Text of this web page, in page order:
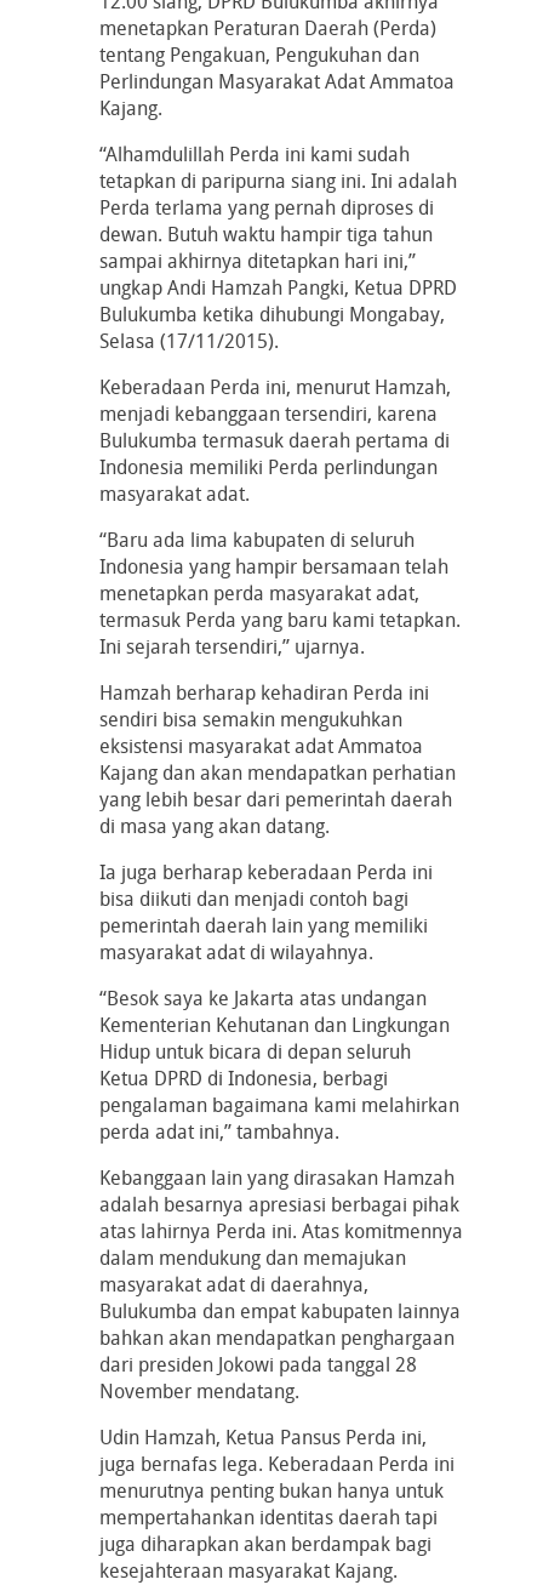
menetapkan Peraturan Daerah (Perda)
tentang Pengakuan, Pengukuhan dan
Perlindungan Masyarakat Adat Ammatoa
Kajang.
“Alhamdulillah Perda ini kami sudah
tetapkan di paripurna siang ini. Ini adalah
Perda terlama yang pernah diproses di
dewan. Butuh waktu hampir tiga tahun
sampai akhirnya ditetapkan hari ini,”
ungkap Andi Hamzah Pangki, Ketua DPRD
Bulukumba ketika dihubungi Mongabay,
Selasa (17/11/2015).
Keberadaan Perda ini, menurut Hamzah,
menjadi kebanggaan tersendiri, karena
Bulukumba termasuk daerah pertama di
Indonesia memiliki Perda perlindungan
masyarakat adat.
“Baru ada lima kabupaten di seluruh
Indonesia yang hampir bersamaan telah
menetapkan perda masyarakat adat,
termasuk Perda yang baru kami tetapkan.
Ini sejarah tersendiri,” ujarnya.
Hamzah berharap kehadiran Perda ini
sendiri bisa semakin mengukuhkan
eksistensi masyarakat adat Ammatoa
Kajang dan akan mendapatkan perhatian
yang lebih besar dari pemerintah daerah
di masa yang akan datang.
Ia juga berharap keberadaan Perda ini
bisa diikuti dan menjadi contoh bagi
pemerintah daerah lain yang memiliki
masyarakat adat di wilayahnya.
“Besok saya ke Jakarta atas undangan
Kementerian Kehutanan dan Lingkungan
Hidup untuk bicara di depan seluruh
Ketua DPRD di Indonesia, berbagi
pengalaman bagaimana kami melahirkan
perda adat ini,” tambahnya.
Kebanggaan lain yang dirasakan Hamzah
adalah besarnya apresiasi berbagai pihak
atas lahirnya Perda ini. Atas komitmennya
dalam mendukung dan memajukan
masyarakat adat di daerahnya,
Bulukumba dan empat kabupaten lainnya
bahkan akan mendapatkan penghargaan
dari presiden Jokowi pada tanggal 28
November mendatang.
Udin Hamzah, Ketua Pansus Perda ini,
juga bernafas lega. Keberadaan Perda ini
menurutnya penting bukan hanya untuk
mempertahankan identitas daerah tapi
juga diharapkan akan berdampak bagi
kesejahteraan masyarakat Kajang.